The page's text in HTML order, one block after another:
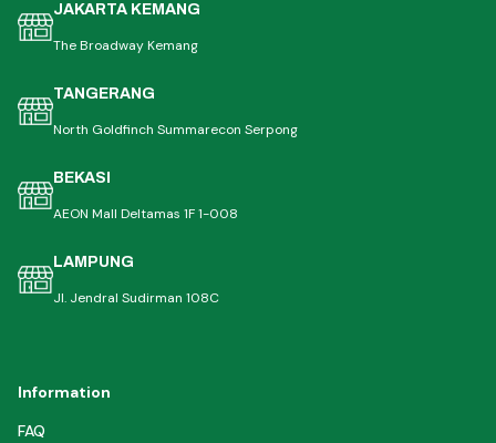
JAKARTA KEMANG
The Broadway Kemang
TANGERANG
North Goldfinch Summarecon Serpong
BEKASI
AEON Mall Deltamas 1F 1-008
LAMPUNG
Jl. Jendral Sudirman 108C
Information
FAQ